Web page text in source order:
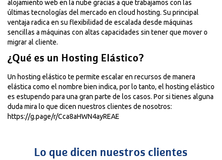
alojamiento web en la nube gracias a que trabajamos con las
últimas tecnologías del mercado en cloud hosting. Su principal
ventaja radica en su flexibilidad de escalada desde máquinas
sencillas a máquinas con altas capacidades sin tener que mover o
migrar al cliente.
¿Qué es un Hosting Elástico?
Un hosting elástico te permite escalar en recursos de manera
elástica como el nombre bien indica, por lo tanto, el hosting elástico
es estupendo para una gran parte de los casos. Por si tienes alguna
duda mira lo que dicen nuestros clientes de nosotros:
https://g.page/r/Cca8aHWN4ayREAE
Lo que dicen nuestros clientes